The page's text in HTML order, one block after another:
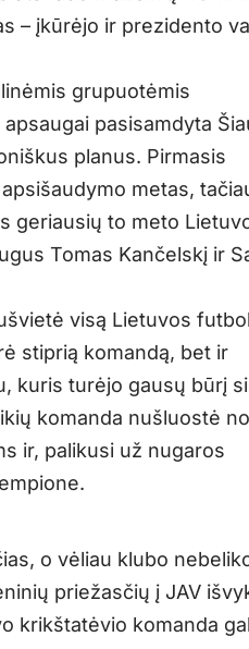
– įkūrėjo ir prezidento
grupuotėmis
pasisamdyta
planus. Pirmasis
metas,
geriausių to meto
Tomas Kančelskį ir
visą Lietuvos
stiprią komandą, bet ir
kuris turėjo gausų būrį
komanda nušluostė
ir, palikusi už nugaros
o vėliau klubo
priežasčių į JAV
krikštatėvio komanda